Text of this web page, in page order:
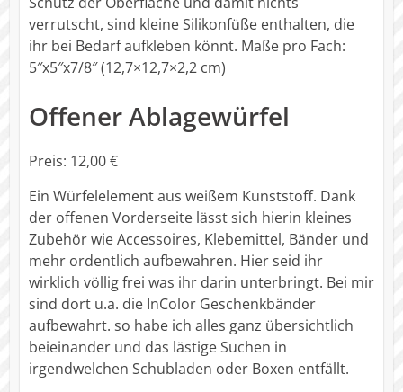
verrutscht, sind kleine Silikonfüße enthalten, die
ihr bei Bedarf aufkleben könnt. Maße pro Fach:
5″x5″x7/8″ (12,7×12,7×2,2 cm)
Offener Ablagewürfel
Preis: 12,00 €
Ein Würfelelement aus weißem Kunststoff. Dank
der offenen Vorderseite lässt sich hierin kleines
Zubehör wie Accessoires, Klebemittel, Bänder und
mehr ordentlich aufbewahren. Hier seid ihr
wirklich völlig frei was ihr darin unterbringt. Bei mir
sind dort u.a. die InColor Geschenkbänder
aufbewahrt. so habe ich alles ganz übersichtlich
beieinander und das lästige Suchen in
irgendwelchen Schubladen oder Boxen entfällt.